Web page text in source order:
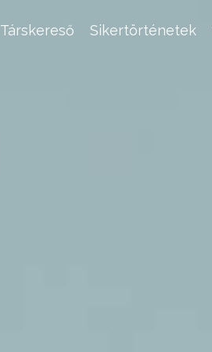
Társkereső Sikertörténetek